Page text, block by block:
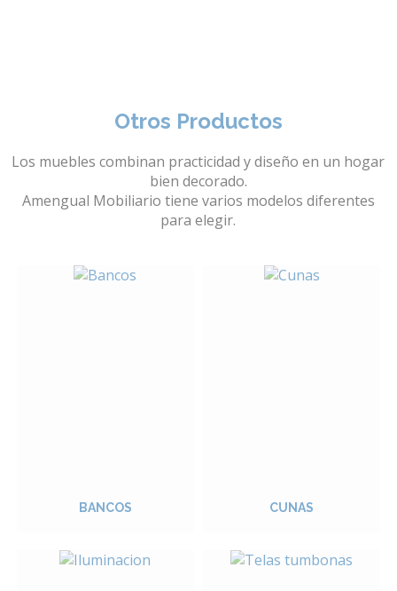
Otros Productos
Los muebles combinan practicidad y diseño en un hogar
bien decorado.
Amengual Mobiliario tiene varios modelos diferentes
para elegir.
BANCOS CUNAS